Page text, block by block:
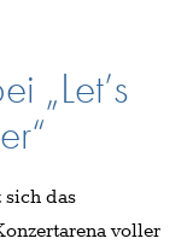
„Let’s
das
voller